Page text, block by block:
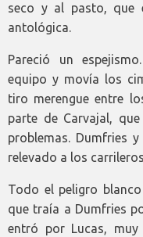
seco y al pasto, que
antológica.
Pareció un
equipo y movía los
tiro merengue entre
parte de Carvajal,
problemas. Dumfries
relevado a los
Todo el peligro
que traía a Dumfries
entró por Lucas,